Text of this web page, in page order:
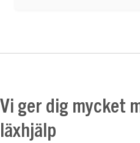
Vi ger dig mycket
läxhjälp